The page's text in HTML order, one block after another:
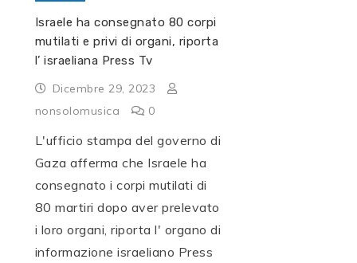
Israele ha consegnato 80 corpi
mutilati e privi di organi, riporta
l’ israeliana Press Tv
Dicembre 29, 2023
nonsolomusica
0
L'ufficio stampa del governo di
Gaza afferma che Israele ha
consegnato i corpi mutilati di
80 martiri dopo aver prelevato
i loro organi, riporta l' organo di
informazione israeliano Press